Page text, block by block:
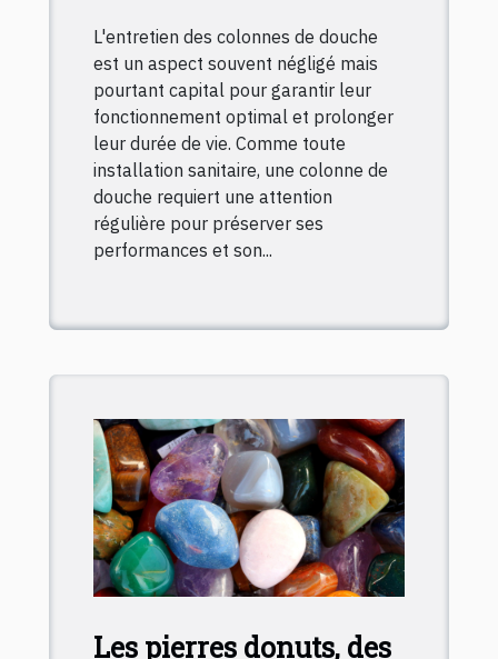
L'entretien des colonnes de douche
est un aspect souvent négligé mais
pourtant capital pour garantir leur
fonctionnement optimal et prolonger
leur durée de vie. Comme toute
installation sanitaire, une colonne de
douche requiert une attention
régulière pour préserver ses
performances et son...
Les pierres donuts, des